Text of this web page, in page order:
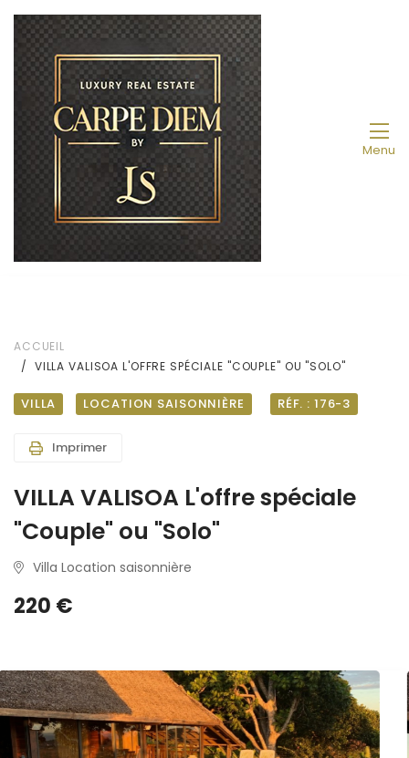
Menu
ACCUEIL
VILLA VALISOA L'OFFRE SPÉCIALE "COUPLE" OU "SOLO"
VILLA LOCATION SAISONNIÈRE RÉF. : 176-3
Imprimer
VILLA VALISOA L'offre spéciale
"Couple" ou "Solo"
Villa Location saisonnière
220 €